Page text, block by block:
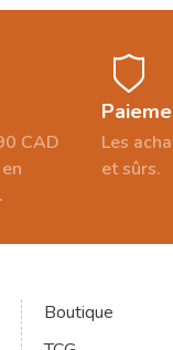
CAD
Les
et sûrs.
Boutique